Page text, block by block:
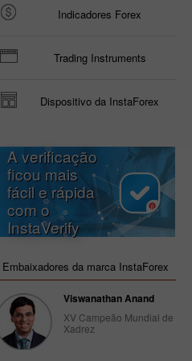
Indicadores Forex
Trading Instruments
Dispositivo da InstaForex
A verificação
ficou mais
fácil e rápida
com o
InstaVerify
Embaixadores da marca InstaForex
Viswanathan Anand
XV Campeão Mundial de
Xadrez